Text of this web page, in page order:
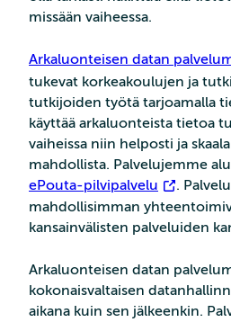
missään vaiheessa.
Arkaluonteisen datan
tukevat korkeakoulujen ja
tutkijoiden työtä tarjoamalla
käyttää arkaluonteista tietoa
vaiheissa niin helposti ja
mahdollista. Palvelujemme
ePouta-pilvipalvelu
.
mahdollisimman
kansainvälisten palveluiden
Arkaluonteisen datan
kokonaisvaltaisen
aikana kuin sen jälkeenkin.